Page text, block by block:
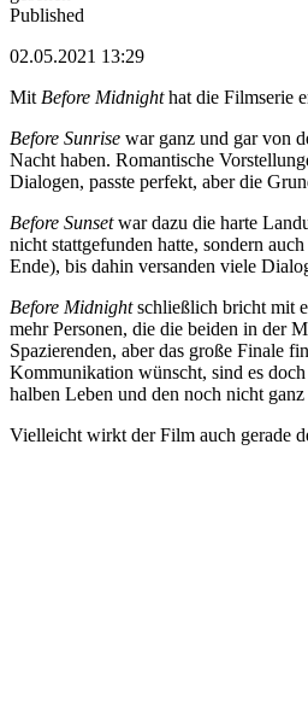
Published
02.05.2021 13:29
Mit Before Midnighthat die Filmserie
Before Sunrise war ganz und gar von
Nacht haben. Romantische
Dialogen, passte perfekt, aber die
Before Sunsetwar dazu die harte
nicht stattgefunden hatte, sondern
Ende), bis dahin versanden viele
Before Midnightschließlich bricht mit
mehr Personen, die die beiden in der
Spazierenden, aber das große Finale
Kommunikation wünscht, sind es
halben Leben und den noch nicht
Vielleicht wirkt der Film auch gerade